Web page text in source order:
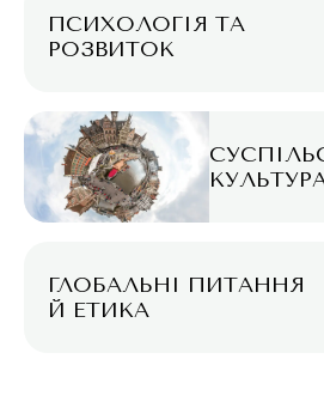
ПСИХОЛОГІЯ ТА
РОЗВИТОК
ГЛОБАЛЬНІ ПИТАННЯ
Й ЕТИКА